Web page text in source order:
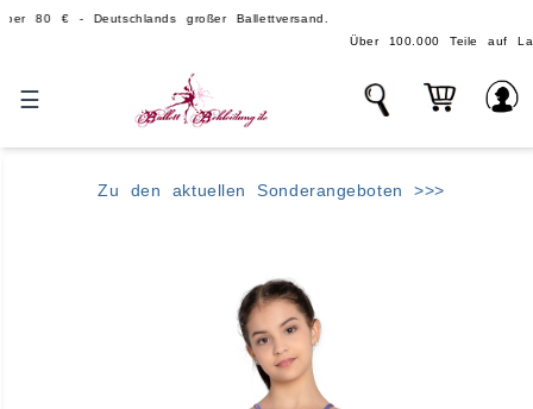
€ - Deutschlands großer Ballettversand.
Über 100.000 Teile auf Lager -
☰
Zu den aktuellen Sonderangeboten >>>